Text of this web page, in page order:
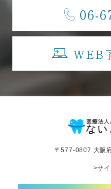
06-
WEB
〒577-0807 大阪
>サ